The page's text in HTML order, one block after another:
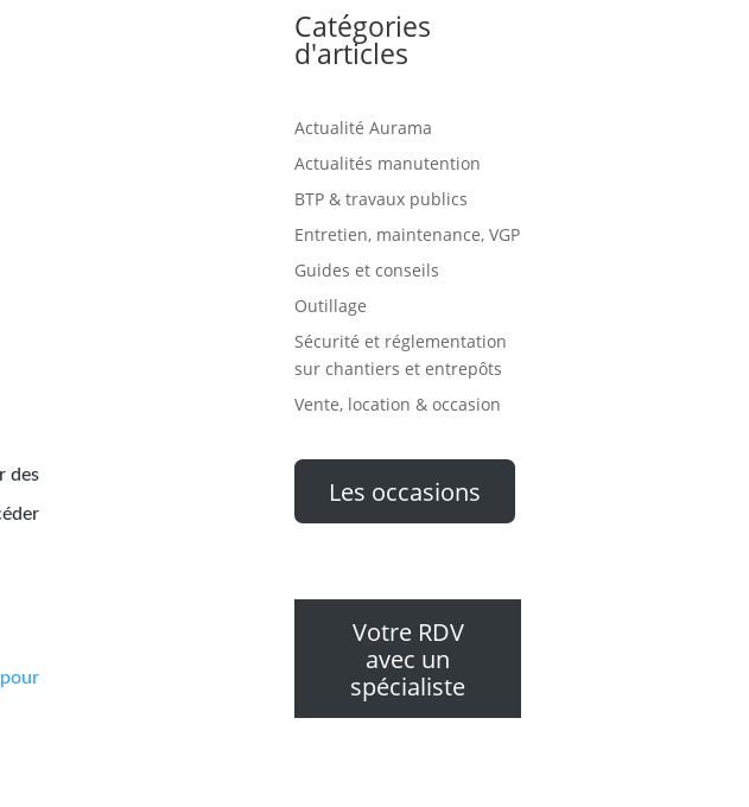
des
Catégories
d'articles
Actualité Aurama
Actualités manutention
BTP & travaux publics
Entretien, maintenance, VGP
Guides et conseils
Outillage
Sécurité et réglementation
sur chantiers et entrepôts
Vente, location & occasion
Les occasions
Votre RDV
avec un
spécialiste